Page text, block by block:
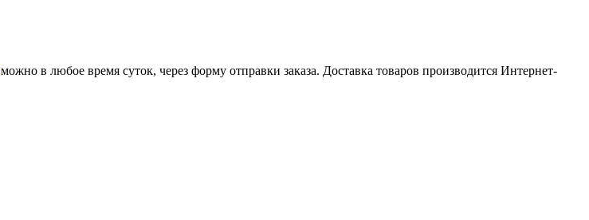
можно в любое время суток, через форму отправки заказа. Доставка товаров производится Интернет-